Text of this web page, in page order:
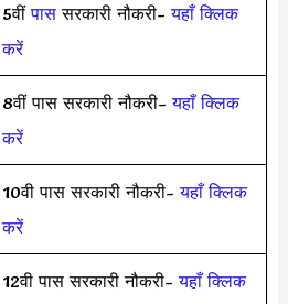
5वींपाससरकारी नौकरी-यहाँ क्लिक
करें
8वीं पास सरकारी नौकरी-यहाँ क्लिक
करें
10वी पास सरकारी नौकरी-यहाँ क्लिक
करें
12वी पास सरकारी नौकरी-यहाँ क्लिक